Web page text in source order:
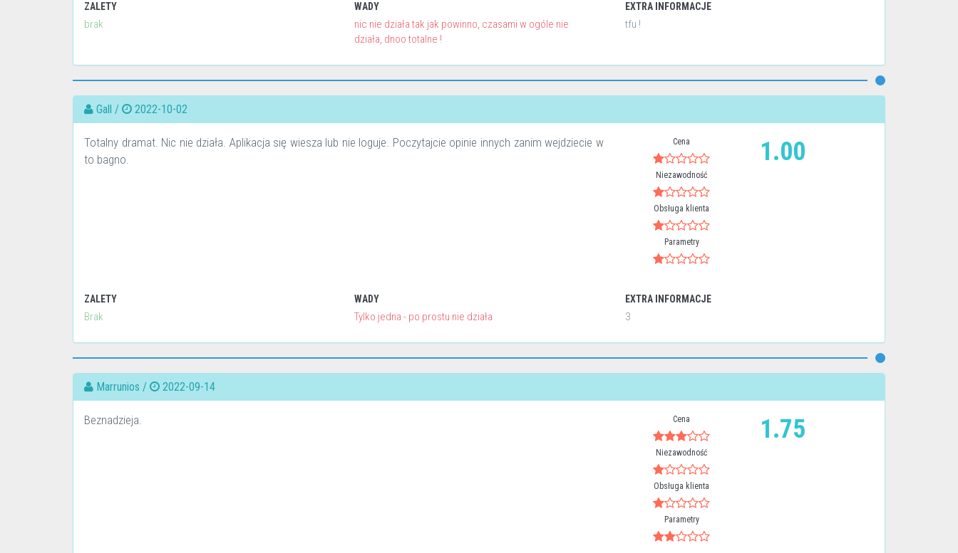
ZALETY
brak
WADY
nic nie działa tak jak powinno, czasami w ogóle nie
działa, dnoo totalne !
EXTRA INFORMACJE
tfu !
Gall / 2022-10-02
Totalny dramat. Nic nie działa. Aplikacja się wiesza lub nie loguje. Poczytajcie opinie innych zanim wejdziecie w
to bagno.
Cena
Niezawodność
Obsługa klienta
Parametry
1.00
ZALETY
Brak
WADY
Tylko jedna - po prostu nie działa
EXTRA INFORMACJE
3
Marrunios / 2022-09-14
Beznadzieja. Cena
Niezawodność
Obsługa klienta
Parametry
1.75